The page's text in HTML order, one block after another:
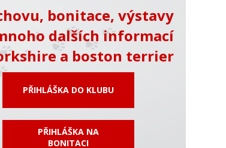
bonitace, výstavy
dalších informací
a boston terrier
PŘIHLÁŠKA DO KLUBU
PŘIHLÁŠKA NA
BONITACI